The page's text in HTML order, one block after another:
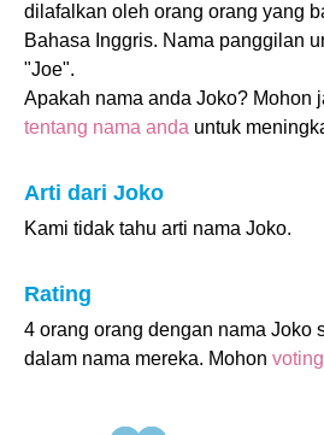
dilafalkan oleh orang orang yang
Bahasa Inggris. Nama panggilan
"Joe".
Apakah nama anda Joko? Mohon
tentang nama anda untuk
Arti dari Joko
Kami tidak tahu arti nama Joko.
Rating
4 orang orang dengan nama Joko
dalam nama mereka. Mohon